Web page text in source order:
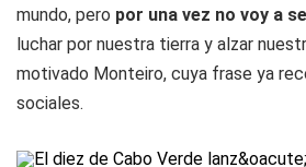
mundo, pero por una vez no voy a
luchar por nuestra tierra y alzar
motivado Monteiro, cuya frase ya
sociales.